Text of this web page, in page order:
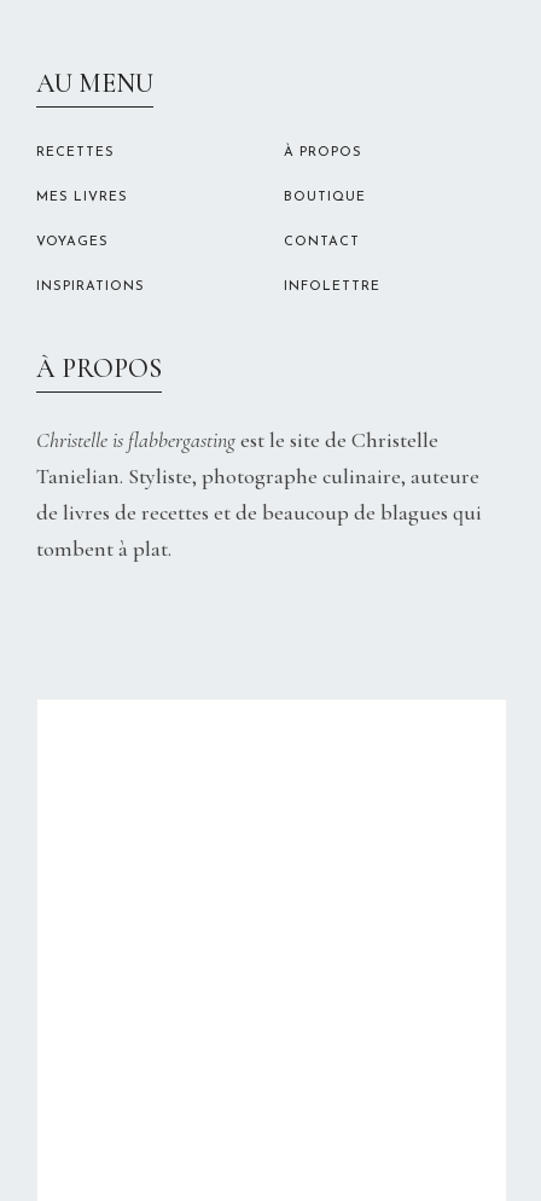
AU MENU
RECETTES
MES LIVRES
VOYAGES
INSPIRATIONS
À PROPOS
BOUTIQUE
CONTACT
INFOLETTRE
À PROPOS
Christelle is flabbergastingest le site de Christelle
Tanielian. Styliste, photographe culinaire, auteure
de livres de recettes et de beaucoup de blagues qui
tombent à plat.